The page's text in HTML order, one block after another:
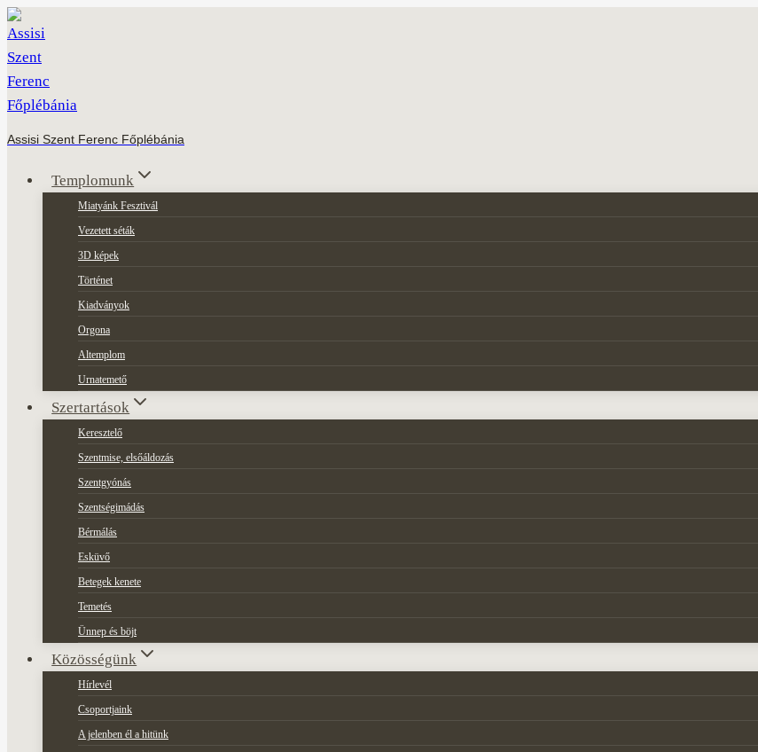
Skip
to
content
Assisi Szent Ferenc Főplébánia
Templomunk
Miatyánk Fesztivál
Vezetett séták
3D képek
Történet
Kiadványok
Orgona
Altemplom
Urnatemető
Szertartások
Keresztelő
Szentmise, elsőáldozás
Szentgyónás
Szentségimádás
Bérmálás
Esküvő
Betegek kenete
Temetés
Ünnep és böjt
Közösségünk
Hírlevél
Csoportjaink
A jelenben él a hitünk